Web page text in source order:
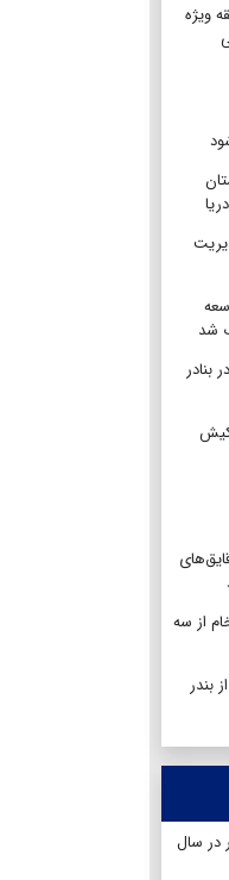
ویژه
شد
در بنادر
در کیش
خام از سه
بندر
در سال